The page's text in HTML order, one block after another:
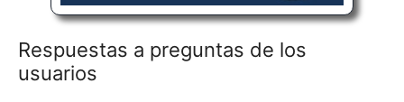
Respuestas a preguntas de los
usuarios